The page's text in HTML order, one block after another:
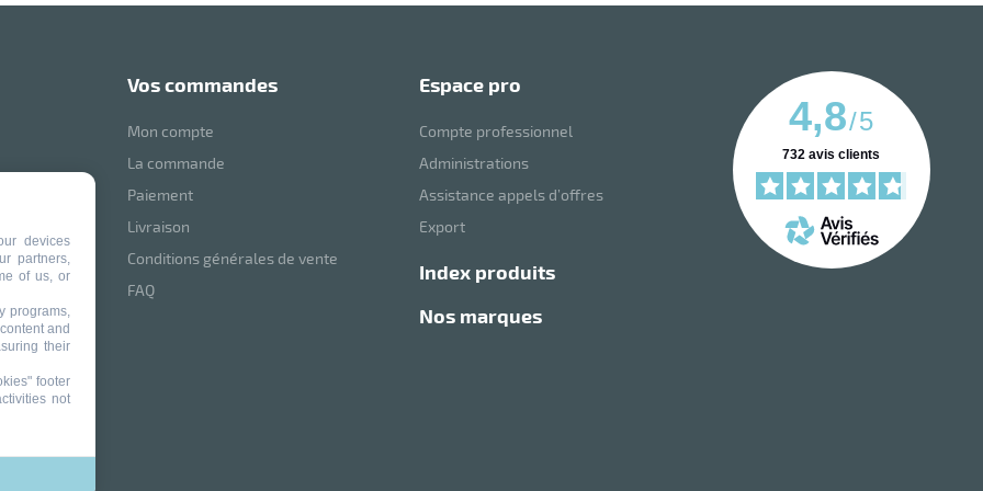
vos commandes
Mon compte
La commande
Paiement
Livraison
Conditions générales de vente
FAQ
espace pro
Compte professionnel
Administrations
Assistance appels d’offres
Export
index produits
nos marques
4,8/5
732 avis clients
devices
partners,
of us, or
programs,
and
their
footer
not